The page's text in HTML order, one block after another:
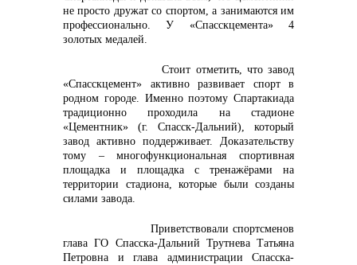
info@vostokcement.ru
не просто дружат со спортом, а занимаются им
профессионально. У «Спасскцемента» 4
золотых медалей.
Стоит отметить, что завод
«Спасскцемент» активно развивает спорт в
родном городе. Именно поэтому Спартакиада
традиционно проходила на стадионе
«Цементник» (г. Спасск-Дальний), который
завод активно поддерживает. Доказательству
тому – многофункциональная спортивная
площадка и площадка с тренажёрами на
территории стадиона, которые были созданы
силами завода.
Приветствовали спортсменов
глава ГО Спасска-Дальний Трутнева Татьяна
Петровна и глава администрации Спасска-